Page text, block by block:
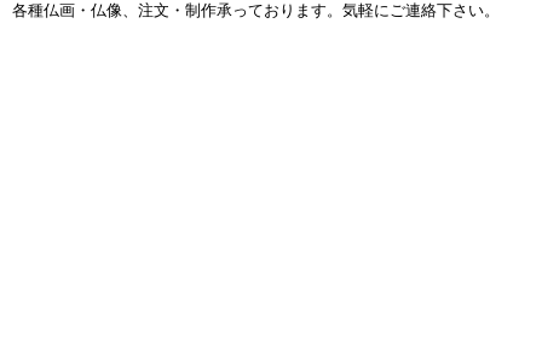
各種仏画・仏像、注文・制作承っております。気軽にご連絡下さい。